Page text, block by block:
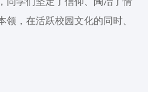
领，在活跃校园文化的同时、